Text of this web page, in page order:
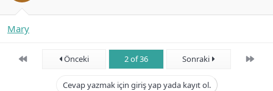
Mary
First Önceki 2 of 36 Sonraki Son
Cevap yazmak için giriş yap yada kayıt ol.